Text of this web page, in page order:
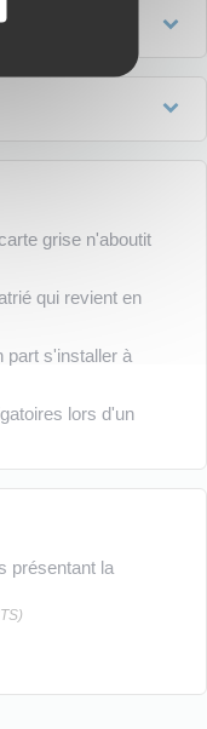
grise n'aboutit
qui revient en
part s'installer à
lors d'un
présentant la